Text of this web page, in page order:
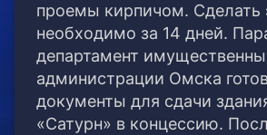
проемы кирпичом. Сделать
необходимо за 14 дней.
департамент
администрации Омска
документы для сдачи
«Сатурн» в концессию.